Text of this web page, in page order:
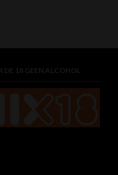
DE 18 GEEN ALCOHOL